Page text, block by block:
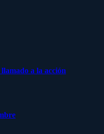
a la acción